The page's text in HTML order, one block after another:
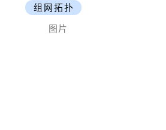
组网拓扑